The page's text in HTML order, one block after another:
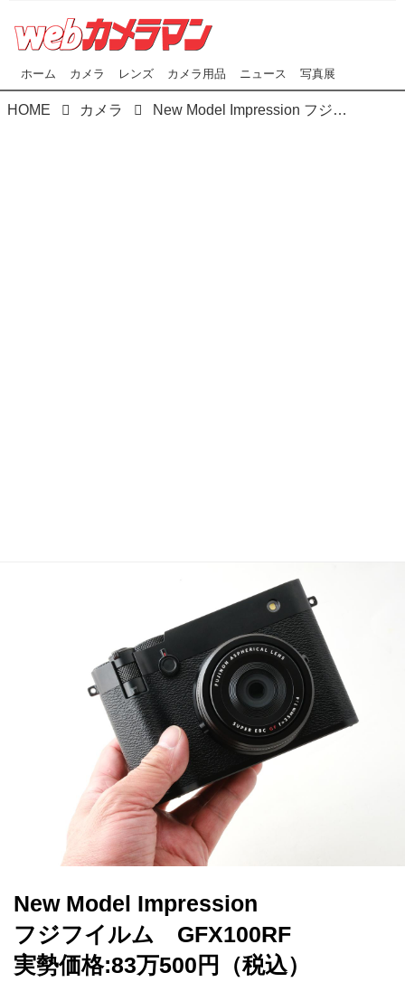
ホーム カメラ レンズ カメラ用品 ニュース 写真展
HOME カメラ New Model Impression フジフイルム GFX100RF 実勢価格:83万500円（税込） ●photo＆text:曽根原昇
New Model Impression
フジフイルム GFX100RF
実勢価格:83万500円（税込）